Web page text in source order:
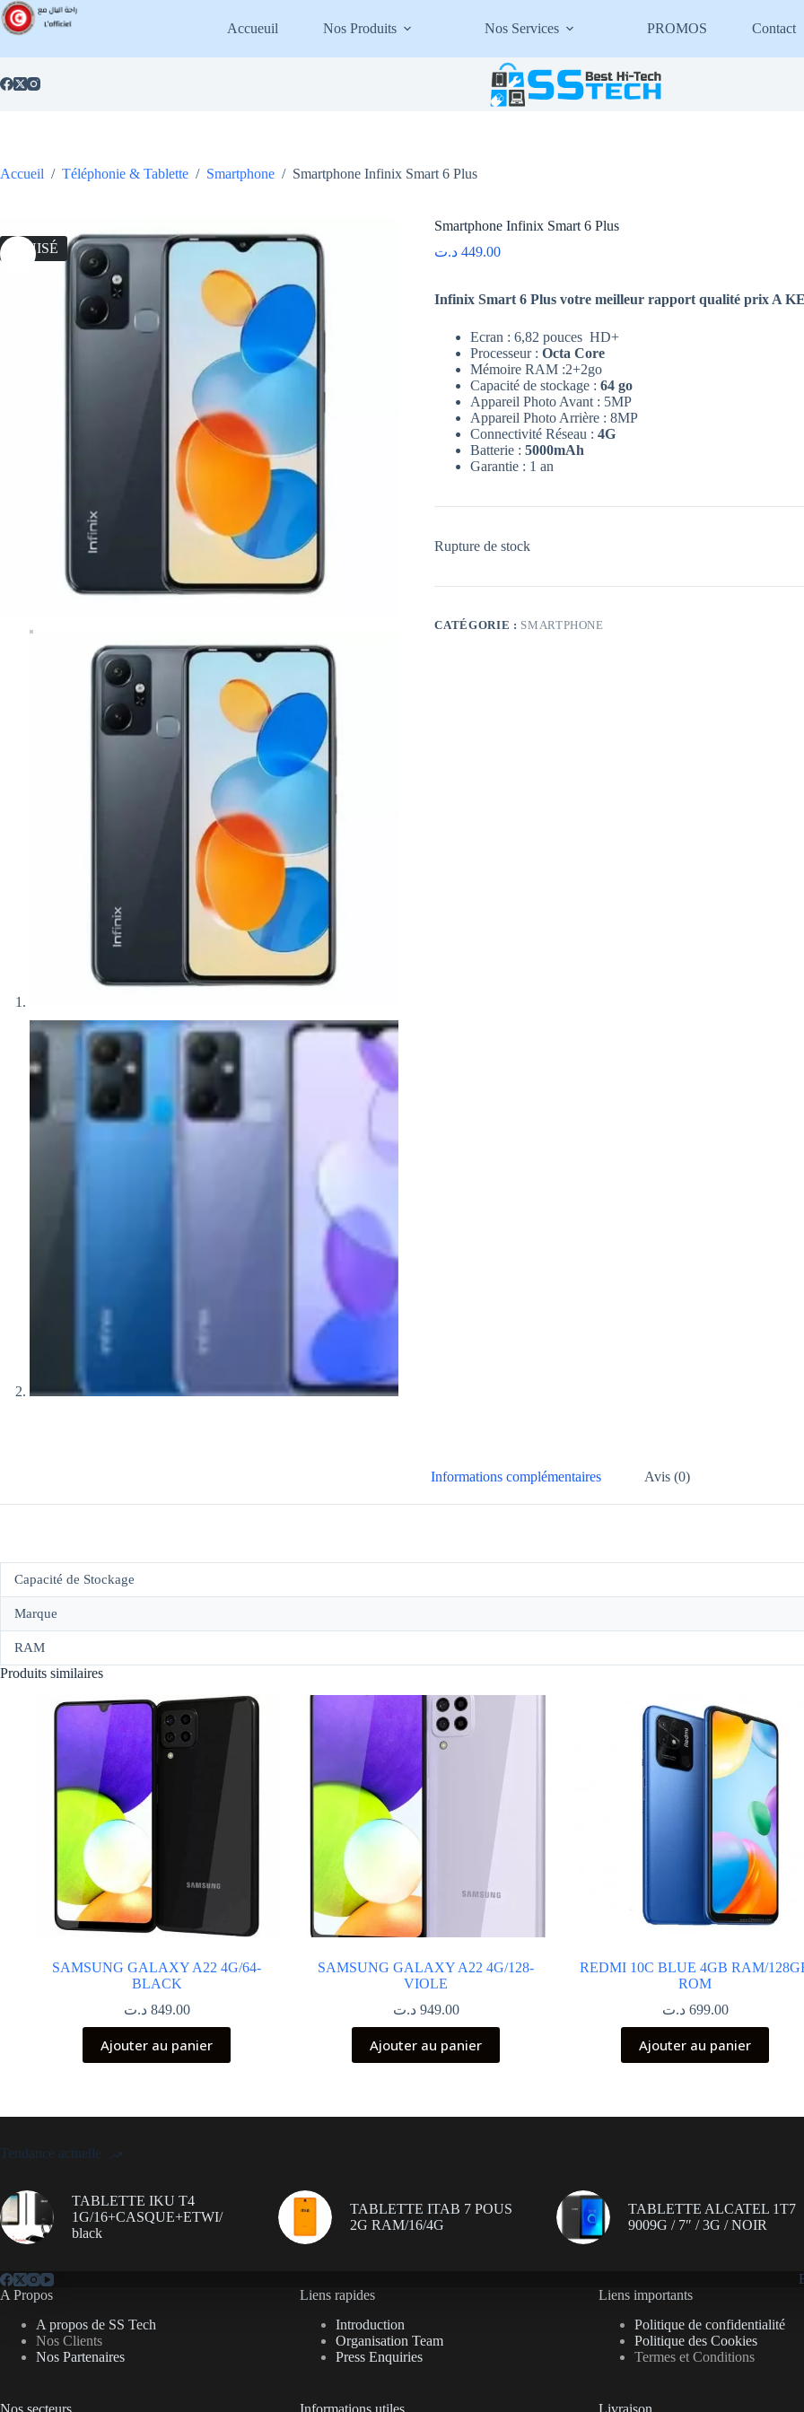
Passer
au
contenu
Accueuil Nos Produits Nos Services PROMOS Contact
Accueil / Téléphonie & Tablette / Smartphone / Smartphone Infinix Smart 6 Plus
ÉPUISÉ
Smartphone Infinix Smart 6 Plus
449.00 د.ت
Infinix Smart 6 Plus votre meilleur rapport qualité prix A
Ecran : 6,82 pouces HD+
Processeur :Octa Core
Mémoire RAM :2+2go
Capacité de stockage :64 go
Appareil Photo Avant : 5MP
Appareil Photo Arrière : 8MP
Connectivité Réseau :4G
Batterie :5000mAh
Garantie : 1 an
Rupture de stock
CATÉGORIE : SMARTPHONE
Informations complémentaires Avis (0)
Capacité de Stockage
Marque
RAM
Produits similaires
SAMSUNG GALAXY A22 4G/64-
BLACK
849.00 د.ت
Ajouter au panier
SAMSUNG GALAXY A22 4G/128-
VIOLE
949.00 د.ت
Ajouter au panier
REDMI 10C BLUE 4GB RAM/
ROM
699.00 د.ت
Ajouter au panier
Tendance actuelle
TABLETTE IKU T4
1G/16+CASQUE+ETWI/
black
TABLETTE ITAB 7 POUS
2G RAM/16/4G
TABLETTE ALCATEL 1T7
9009G / 7″ / 3G / NOIR
A Propos
A propos de SS Tech
Nos Clients
Nos Partenaires
Nos secteurs
Liens rapides
Introduction
Organisation Team
Press Enquiries
Informations utiles
Liens importants
Politique de confidentialité
Politique des Cookies
Termes et Conditions
Livraison